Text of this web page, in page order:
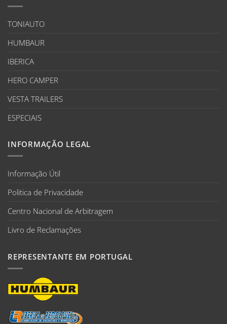
TONIAUTO
HUMBAUR
IBERICA
HERO CAMPER
VESTA TRAILERS
ESPECIAIS
INFORMAÇÃO LEGAL
Informação Útil
Politica de Privacidade
Centro Nacional de Arbitragem
Livro de Reclamações
REPRESENTANTE EM PORTUGAL